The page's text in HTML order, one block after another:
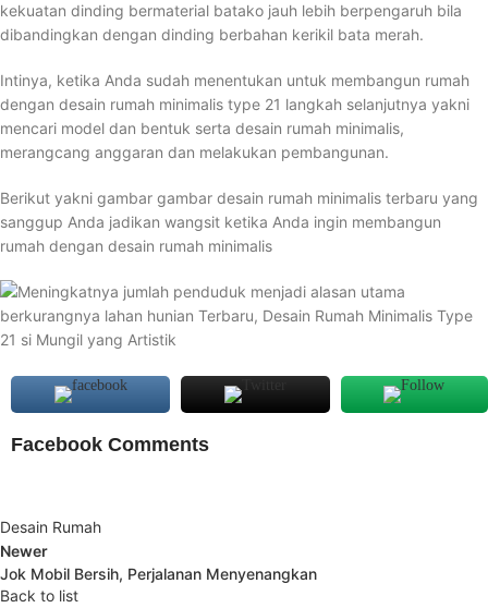
kekuatan dinding bermaterial batako jauh lebih berpengaruh bila
dibandingkan dengan dinding berbahan kerikil bata merah.
Intinya, ketika Anda sudah menentukan untuk membangun rumah
dengan desain rumah minimalis type 21 langkah selanjutnya yakni
mencari model dan bentuk serta desain rumah minimalis,
merangcang anggaran dan melakukan pembangunan.
Berikut yakni gambar gambar desain rumah minimalis terbaru yang
sanggup Anda jadikan wangsit ketika Anda ingin membangun
rumah dengan desain rumah minimalis
Facebook Comments
Desain Rumah
Newer
Jok Mobil Bersih, Perjalanan Menyenangkan
Back to list